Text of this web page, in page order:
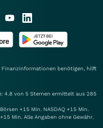
Finanzinformationen benötigen, hilft
4.8 von 5 Sternen ermittelt aus 285
+15 Min. NASDAQ +15 Min.
Min. Alle Angaben ohne Gewähr.